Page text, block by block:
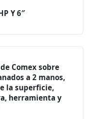
Y 6″
Comex sobre
a 2 manos,
la superficie,
herramienta y